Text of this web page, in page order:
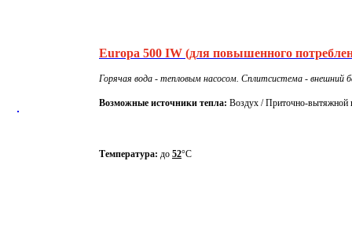
Europa 500 IW (для повышенного
Горячая вода - тепловым насосом. Сплитсистема - внешний
Возможные источники тепла: Воздух / Приточно-вытяжной
Температура: до 52°C